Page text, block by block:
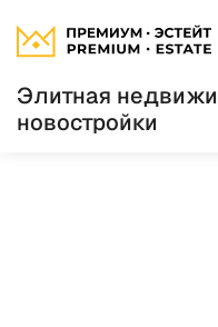
Элитная
новостройки